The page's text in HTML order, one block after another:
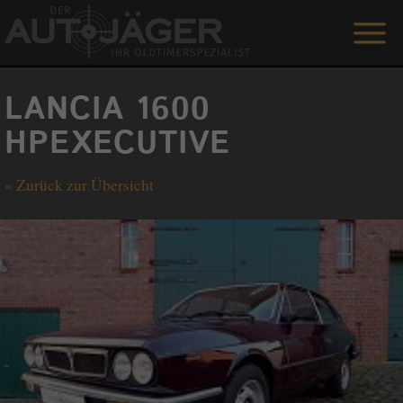
ANGEBOTE
LEISTUNGEN
REFERENZEN
DER AUTOJÄGER
GÄSTEBUCH
KONTAKT
ENGLISH
0 1515 / 466 66 80
LANCIA 1600
HPEXECUTIVE
« Zurück zur Übersicht